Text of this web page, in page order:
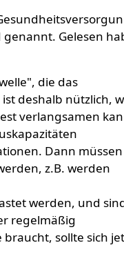
Gelesen
die das
deshalb nützlich,
verlangsamen
Dann müssen
z.B. werden
werden, und
regelmäßig
sollte sich